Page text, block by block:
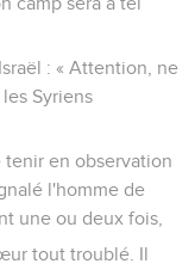
: « Attention, ne
Syriens
tenir en observation
l'homme de
une ou deux fois,
tout troublé. Il